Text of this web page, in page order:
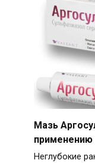
Мазь
Неглубокие